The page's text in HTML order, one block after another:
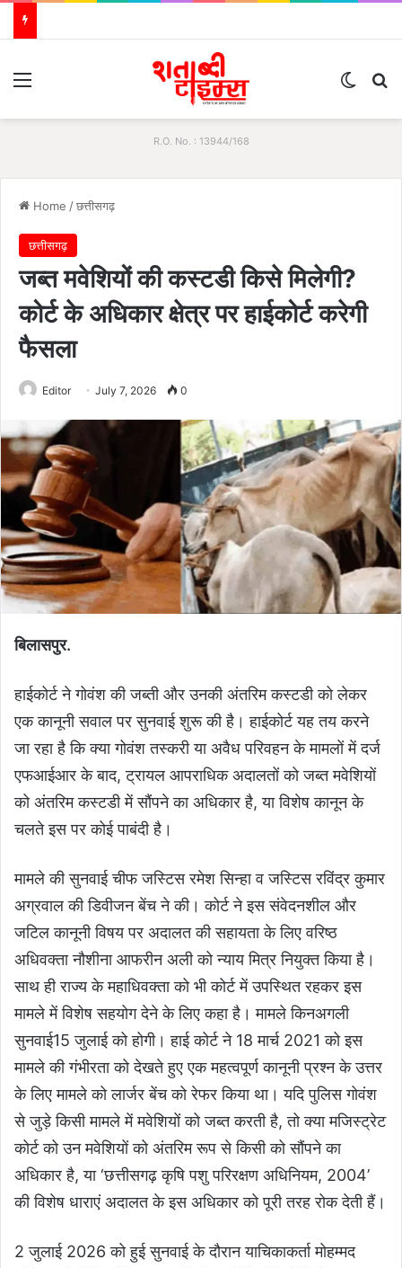
R.O. No. : 13944/168
Home /छत्तीसगढ़
छत्तीसगढ़
जब्त मवेशियों की कस्टडी किसे मिलेगी?
कोर्ट के अधिकार क्षेत्र पर हाईकोर्ट करेगी
फैसला
Editor July 7, 2026 0
बिलासपुर.
हाईकोर्ट ने गोवंश की जब्ती और उनकी अंतरिम कस्टडी को लेकर
एक कानूनी सवाल पर सुनवाई शुरू की है। हाईकोर्ट यह तय करने
जा रहा है कि क्या गोवंश तस्करी या अवैध परिवहन के मामलों में दर्ज
एफआईआर के बाद, ट्रायल आपराधिक अदालतों को जब्त मवेशियों
को अंतरिम कस्टडी में सौंपने का अधिकार है, या विशेष कानून के
चलते इस पर कोई पाबंदी है।
मामले की सुनवाई चीफ जस्टिस रमेश सिन्हा व जस्टिस रविंद्र कुमार
अग्रवाल की डिवीजन बेंच ने की। कोर्ट ने इस संवेदनशील और
जटिल कानूनी विषय पर अदालत की सहायता के लिए वरिष्ठ
अधिवक्ता नौशीना आफरीन अली को न्याय मित्र नियुक्त किया है।
साथ ही राज्य के महाधिवक्ता को भी कोर्ट में उपस्थित रहकर इस
मामले में विशेष सहयोग देने के लिए कहा है। मामले किनअगली
सुनवाई15 जुलाई को होगी। हाई कोर्ट ने 18 मार्च 2021 को इस
मामले की गंभीरता को देखते हुए एक महत्वपूर्ण कानूनी प्रश्न के उत्तर
के लिए मामले को लार्जर बेंच को रेफर किया था। यदि पुलिस गोवंश
से जुड़े किसी मामले में मवेशियों को जब्त करती है, तो क्या मजिस्ट्रेट
कोर्ट को उन मवेशियों को अंतरिम रूप से किसी को सौंपने का
अधिकार है, या ‘छत्तीसगढ़ कृषि पशु परिरक्षण अधिनियम, 2004’
की विशेष धाराएं अदालत के इस अधिकार को पूरी तरह रोक देती हैं।
2 जुलाई 2026 को हुई सुनवाई के दौरान याचिकाकर्ता मोहम्मद